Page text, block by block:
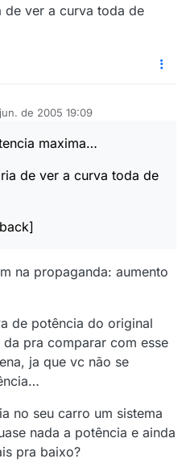
de ver a curva toda de
de 2005 19:09
maxima…
de ver a curva toda de
na propaganda: aumento
de potência do original
pra comparar com esse
ja que vc não se
no seu carro um sistema
nada a potência e ainda
pra baixo?